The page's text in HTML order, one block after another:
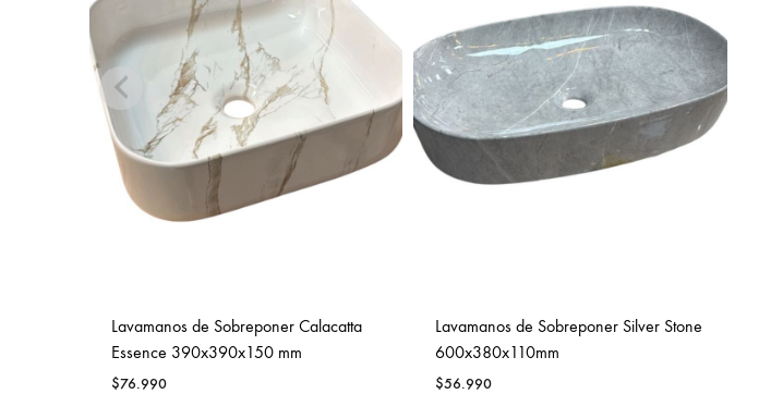
Lavamanos de Sobreponer Calacatta
Essence 390x390x150 mm
$76.990
Lavamanos de Sobreponer Silver Stone
600x380x110mm
$56.990